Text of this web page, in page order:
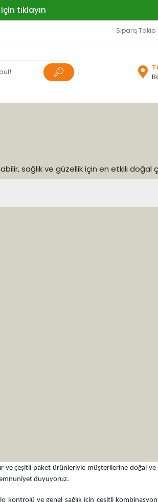
tıklayın
Sipariş Takip
sağlık ve güzellik için en etkili doğal
ve çeşitli paket ürünleriyle müşterilerine doğal
duyuyoruz.
kontrolü ve genel sağlık için çeşitli